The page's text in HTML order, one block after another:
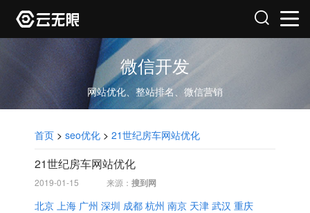
微信开发
网站优化、整站排名、微信营销
首页 > seo优化 > 21世纪房车网站优化
21世纪房车网站优化
2019-01-15 来源： 搜到网
北京 上海 广州 深圳 成都 杭州 南京 天津 武汉 重庆